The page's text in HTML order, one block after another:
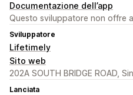
Documentazione dell’app
Questo sviluppatore non offre
Sviluppatore
Lifetimely
Sito web
202A SOUTH BRIDGE ROAD,
Lanciata